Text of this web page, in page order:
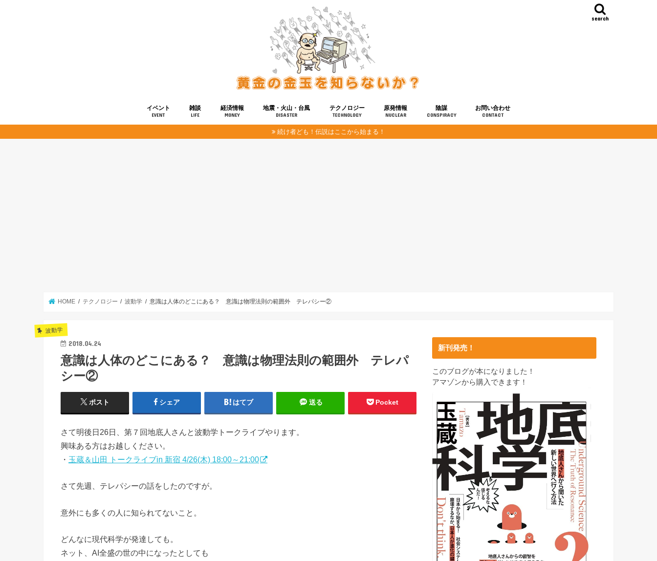
search
イベント
EVENT
雑談
LIFE
経済情報
MONEY
地震・火山・台風
DISASTER
テクノロジー
TECHNOLOGY
健康
宇宙
原発情報
NUCLEAR
陰謀
CONSPIRACY
お問い合わせ
CONTACT
続け者ども！伝説はここから始まる！
HOME テクノロジー 波動学 意識は人体のどこにある？ 意識は物理法則の範囲外 テレパシー②
波動学
2018.04.24
意識は人体のどこにある？ 意識は物理法則の範囲外 テレパ
シー②
ポスト シェア はてブ 送る Pocket
さて明後日26日、第７回地底人さんと波動学トークライブやります。
興味ある方はお越しください。
・ 玉蔵＆山田 トークライブin 新宿 4/26(木) 18:00～21:00
さて先週、テレパシーの話をしたのですが。
意外にも多くの人に知られてないこと。
どんなに現代科学が発達しても。
ネット、AI全盛の世の中になったとしても
新刊発売！
このブログが本になりました！
アマゾンから購入できます！